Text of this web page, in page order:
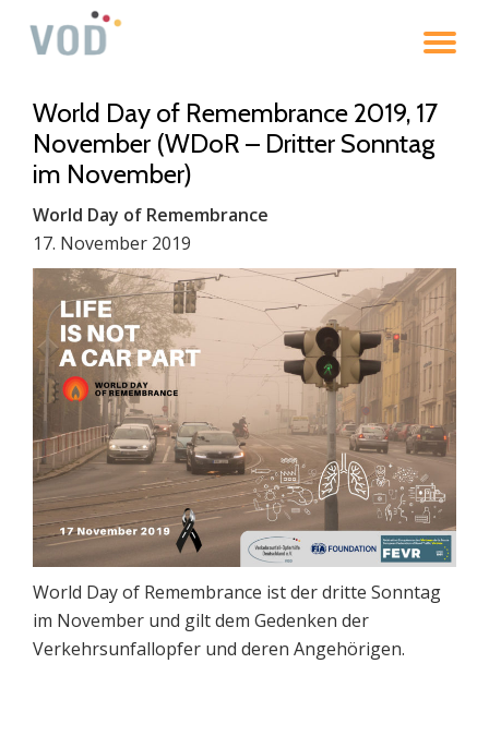
World Day of Remembrance 2019, 17
November (WDoR – Dritter Sonntag
im November)
World Day of Remembrance
17. November 2019
World Day of Remembrance ist der dritte Sonntag
im November und gilt dem Gedenken der
Verkehrsunfallopfer und deren Angehörigen.